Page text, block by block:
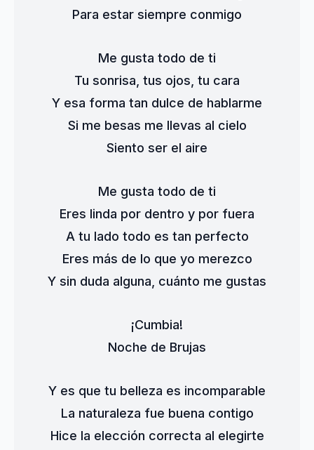
Para estar siempre conmigo
Me gusta todo de ti
Tu sonrisa, tus ojos, tu cara
Y esa forma tan dulce de hablarme
Si me besas me llevas al cielo
Siento ser el aire
Me gusta todo de ti
Eres linda por dentro y por fuera
A tu lado todo es tan perfecto
Eres más de lo que yo merezco
Y sin duda alguna, cuánto me gustas
¡Cumbia!
Noche de Brujas
Y es que tu belleza es incomparable
La naturaleza fue buena contigo
Hice la elección correcta al elegirte